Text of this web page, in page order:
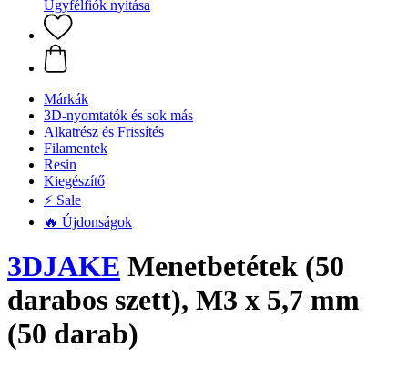
Ügyfélfiók nyitása
Márkák
3D-nyomtatók és sok más
Alkatrész és Frissítés
Filamentek
Resin
Kiegészítő
⚡ Sale
🔥 Újdonságok
3DJAKE Menetbetétek (50
darabos szett), M3 x 5,7 mm
(50 darab)